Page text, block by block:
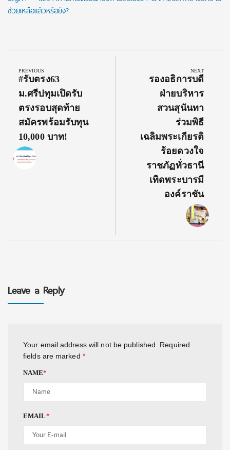
ช่วยเหลือแล้วหรือยัง?
navigation
PREVIOUS
Previous
Post:
#รับตรง63
ม.ศรีปทุมเปิดรับ
ตรงรอบสุดท้าย
สมัครพร้อมรับทุน
10,000 บาท!
NEXT
Next
Post:
รองอธิการบดี
ฝ่ายบริหาร
สวนสุนันทา
ร่วมพิธี
เฉลิมพระเกียรติ
ร้อยดวงใจ
ราชภัฏทั่วธานี
เทิดพระบารมี
องค์ราชัน
Leave a Reply
Your email address will not be published.
Required
fields are marked *
NAME*
EMAIL*